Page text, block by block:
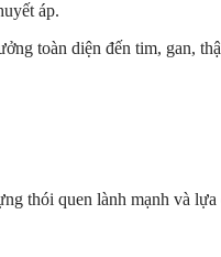
áp.
toàn diện đến tim, gan,
thói quen lành mạnh và